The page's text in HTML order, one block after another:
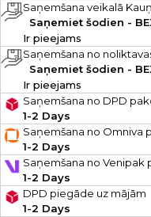
Saņemšana veikalā
Saņemiet šodien -
Ir pieejams
Saņemšana no
Saņemiet šodien -
Ir pieejams
Saņemšana no DPD
1-2 Days
Saņemšana no Omniva
1-2 Days
Saņemšana no Venipak
1-2 Days
DPD piegāde uz mājām
1-2 Days